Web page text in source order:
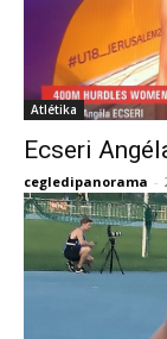
Atlétika
Ecseri
cegledipanorama -